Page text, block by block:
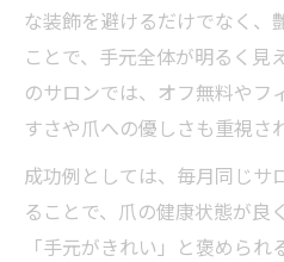
な装飾を避けるだけでなく、
ことで、手元全体が明るく見
のサロンでは、オフ無料やフ
すさや爪への優しさも重視さ
成功例としては、毎月同じサ
ることで、爪の健康状態が良
「手元がきれい」と褒めら